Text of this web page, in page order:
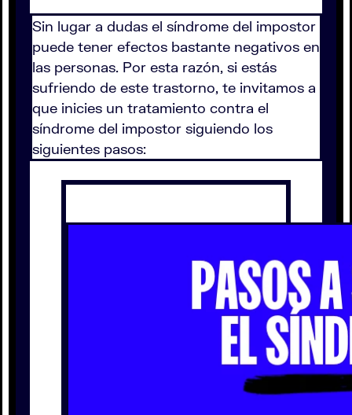
Sin lugar a dudas el síndrome del impostor
puede tener efectos bastante negativos en
las personas. Por esta razón, si estás
sufriendo de este trastorno, te invitamos a
que inicies un tratamiento contra el
síndrome del impostor siguiendo los
siguientes pasos: